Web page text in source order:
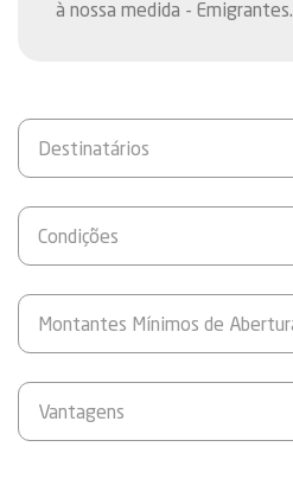
à nossa medida - Emigrantes.
Destinatários
Condições
Montantes Mínimos de
Vantagens